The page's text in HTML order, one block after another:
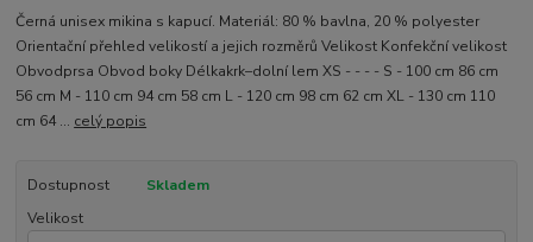
Černá unisex mikina s kapucí. Materiál: 80 % bavlna, 20 % polyester
Orientační přehled velikostí a jejich rozměrů Velikost Konfekční velikost
Obvodprsa Obvod boky Délkakrk–dolní lem XS - - - - S - 100 cm 86 cm
56 cm M - 110 cm 94 cm 58 cm L - 120 cm 98 cm 62 cm XL - 130 cm 110
cm 64 ... celý popis
Dostupnost
Skladem
Velikost